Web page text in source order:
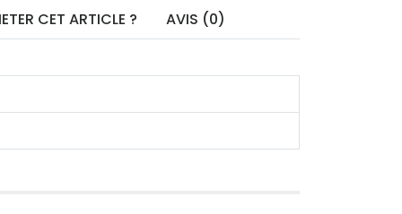
CET ARTICLE ? AVIS (0)